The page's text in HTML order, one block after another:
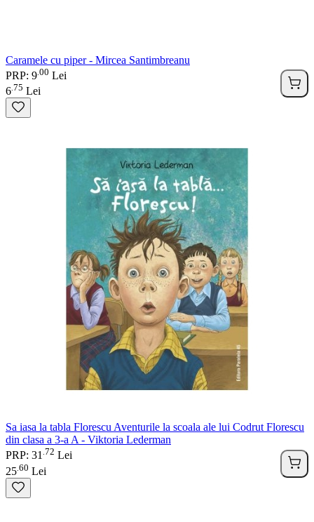
Caramele cu piper - Mircea Santimbreanu
PRP: 9 00 Lei
6 75 Lei
Sa iasa la tabla Florescu Aventurile la scoala ale lui Codrut Florescu
din clasa a 3-a A - Viktoria Lederman
PRP: 31 72 Lei
25 60 Lei